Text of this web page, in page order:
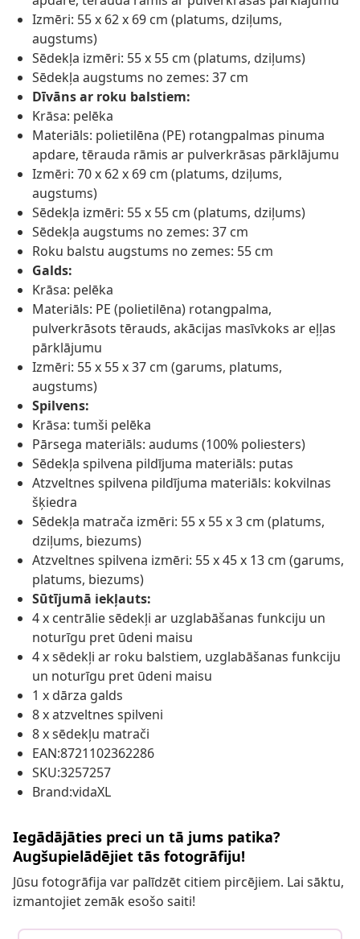
Izmēri: 55 x 62 x 69 cm (platums, dziļums,
augstums)
Sēdekļa izmēri: 55 x 55 cm (platums, dziļums)
Sēdekļa augstums no zemes: 37 cm
Dīvāns ar roku balstiem:
Krāsa: pelēka
Materiāls: polietilēna (PE) rotangpalmas pinuma
apdare, tērauda rāmis ar pulverkrāsas pārklājumu
Izmēri: 70 x 62 x 69 cm (platums, dziļums,
augstums)
Sēdekļa izmēri: 55 x 55 cm (platums, dziļums)
Sēdekļa augstums no zemes: 37 cm
Roku balstu augstums no zemes: 55 cm
Galds:
Krāsa: pelēka
Materiāls: PE (polietilēna) rotangpalma,
pulverkrāsots tērauds, akācijas masīvkoks ar eļļas
pārklājumu
Izmēri: 55 x 55 x 37 cm (garums, platums,
augstums)
Spilvens:
Krāsa: tumši pelēka
Pārsega materiāls: audums (100% poliesters)
Sēdekļa spilvena pildījuma materiāls: putas
Atzveltnes spilvena pildījuma materiāls: kokvilnas
šķiedra
Sēdekļa matrača izmēri: 55 x 55 x 3 cm (platums,
dziļums, biezums)
Atzveltnes spilvena izmēri: 55 x 45 x 13 cm (garums,
platums, biezums)
Sūtījumā iekļauts:
4 x centrālie sēdekļi ar uzglabāšanas funkciju un
noturīgu pret ūdeni maisu
4 x sēdekļi ar roku balstiem, uzglabāšanas funkciju
un noturīgu pret ūdeni maisu
1 x dārza galds
8 x atzveltnes spilveni
8 x sēdekļu matrači
EAN:8721102362286
SKU:3257257
Brand:vidaXL
Iegādājāties preci un tā jums patika?
Augšupielādējiet tās fotogrāfiju!
Jūsu fotogrāfija var palīdzēt citiem pircējiem. Lai sāktu,
izmantojiet zemāk esošo saiti!